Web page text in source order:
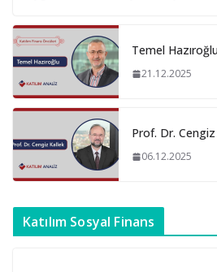
Temel
21.12.2025
Prof. Dr.
06.12.2025
Katılım Sosyal Finans